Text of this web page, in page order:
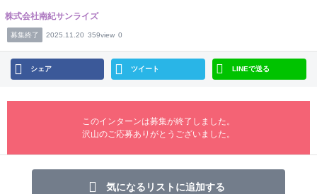
株式会社南紀サンライズ
募集終了 2025.11.20 359view 0
シェア ツイート LINEで送る
このインターンは募集が終了しました。
沢山のご応募ありがとうございました。
気になるリストに追加する